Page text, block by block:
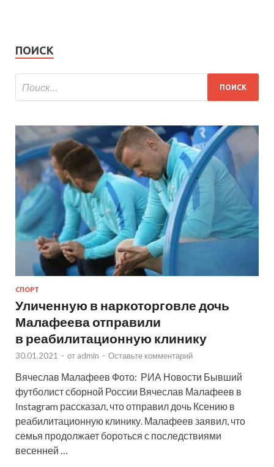
ПОИСК
СПОРТ
Уличенную в наркоторговле дочь
Малафеева отправили
в реабилитационную клинику
30.01.2021 - от admin - Оставьте комментарий
Вячеслав Малафеев Фото: РИА Новости Бывший
футболист сборной России Вячеслав Малафеев в
Instagram рассказал, что отправил дочь Ксению в
реабилитационную клинику. Малафеев заявил, что
семья продолжает бороться с последствиями
весенней …